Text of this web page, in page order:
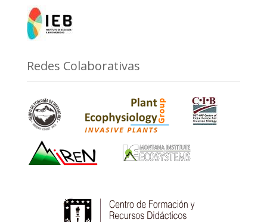
Redes Colaborativas